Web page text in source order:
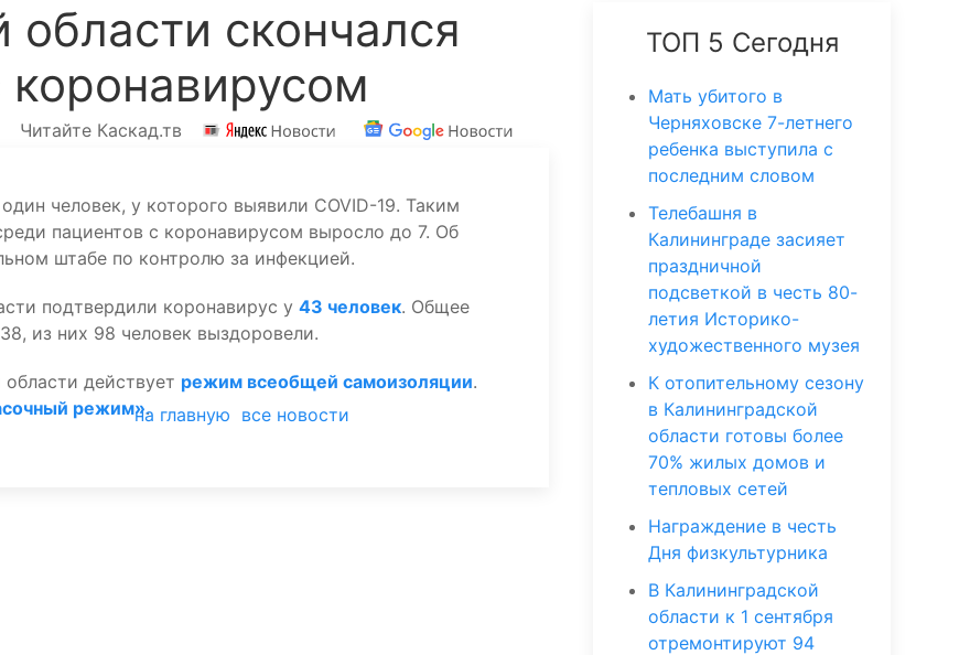
скончался
Читайте Каскад.тв
человек, у которого выявили COVID-19. Таким
пациентов с коронавирусом выросло до 7. Об
штабе по контролю за инфекцией.
подтвердили коронавирус у 43 человек. Общее
из них 98 человек выздоровели.
действует режим всеобщей самоизоляции.
режим».
на главную все новости
ТОП 5 Сегодня
Мать убитого в
Черняховске 7-летнего
ребенка выступила с
последним словом
Телебашня в
Калининграде засияет
праздничной
подсветкой в честь 80-
летия Историко-
художественного музея
К отопительному сезону
в Калининградской
области готовы более
70% жилых домов и
тепловых сетей
Награждение в честь
Дня физкультурника
В Калининградской
области к 1 сентября
отремонтируют 94